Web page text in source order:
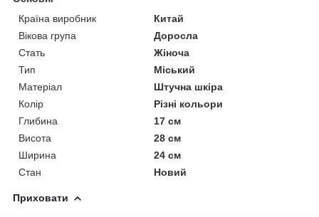
Країна виробник
Китай
Вікова група
Доросла
Стать
Жіноча
Тип
Міський
Матеріал
Штучна шкіра
Колір
Різні кольори
Глибина
17 см
Висота
28 см
Ширина
24 см
Стан
Новий
Приховати